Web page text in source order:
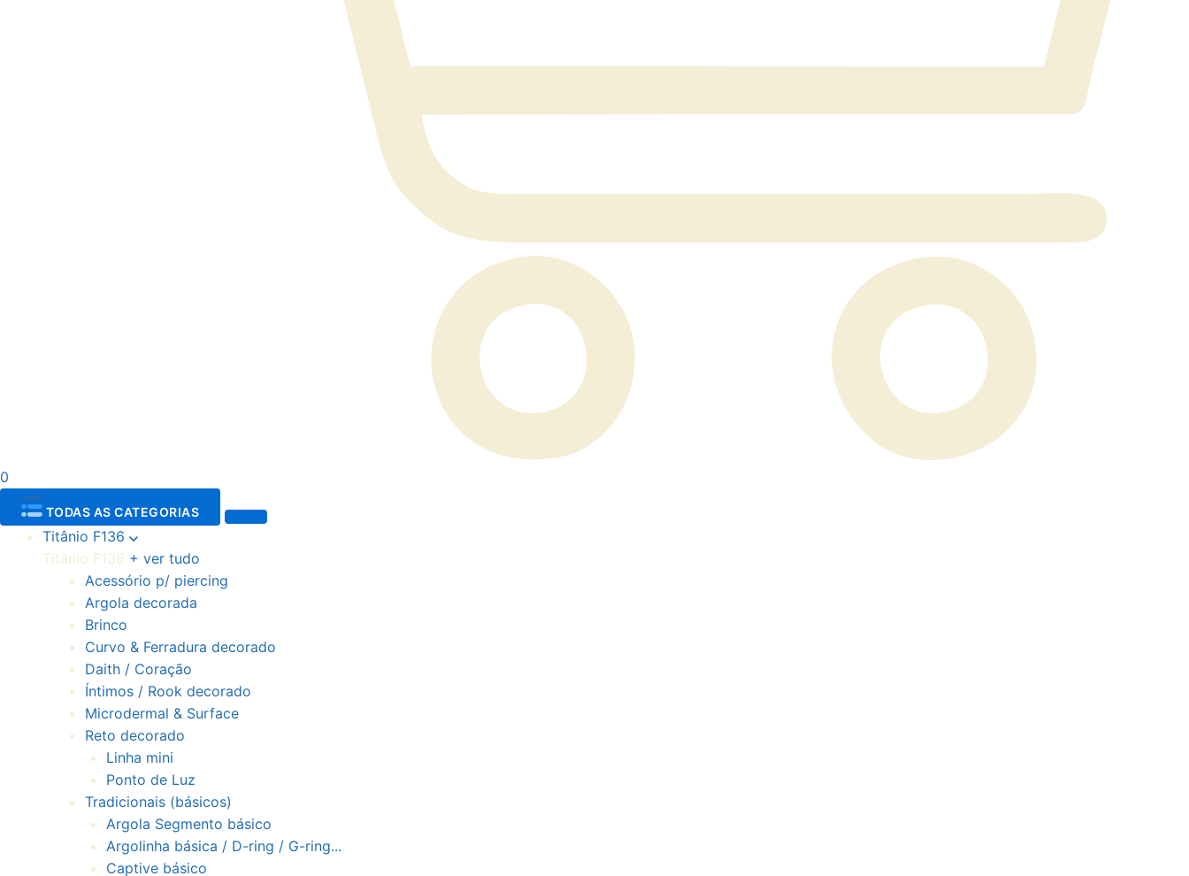
0
TODAS AS CATEGORIAS
Titânio F136
Titânio F136 + ver tudo
Acessório p/ piercing
Argola decorada
Brinco
Curvo & Ferradura decorado
Daith / Coração
Íntimos / Rook decorado
Microdermal & Surface
Reto decorado
Linha mini
Ponto de Luz
Tradicionais (básicos)
Argola Segmento básico
Argolinha básica / D-ring / G-ring...
Captive básico